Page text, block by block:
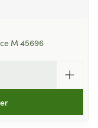
M 45696